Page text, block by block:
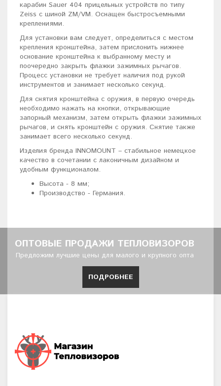
карабин Sauer 404 прицельных устройств по типу
Zeiss с шиной ZM/VM. Оснащен быстросъемными
креплениями.
Для установки вам следует, определиться с местом
крепления кронштейна, затем прислонить нижнее
основание кронштейна к выбранному месту и
поочередно закрыть флажки зажимных рычагов.
Процесс установки не требует наличия под рукой
инструментов и занимает несколько секунд.
Для снятия кронштейна с оружия, в первую очередь
необходимо нажать на кнопки, открывающие
запорный механизм, затем открыть флажки зажимных
рычагов, и снять кронштейн с оружия. Снятие также
занимает всего несколько секунд.
Изделия бренда INNOMOUNT – стабильное немецкое
качество в сочетании с лаконичным дизайном и
удобным функционалом.
Высота - 8 мм;
Производство - Германия.
ОПТОВЫЕ ПРОДАЖИ ТЕПЛОВИЗОРОВ
Предложим лучшие цены для малого и крупного опта
ПОДРОБНЕЕ